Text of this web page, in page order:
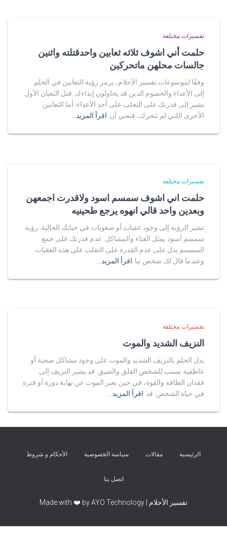
تفسيرات مختلفة
حلمت أني اشوف ثلاثه ثعابين واحدقتلته واثنين
جالسات محلهن ماتحركين
وفقًا لموسوعات تفسير الأحلام، يرمز رؤية الثعابين في الحلم
إلى الأعداء والخصوم الذين قد يحاولون إيذاءك. قتل الثعبان الأول
يشير إلى قدرتك على التغلب على أحد الأعداء. أما الثعابين
الأخرى اللتي لم تتحرك، فتعني أن اقرأ المزيد…
تفسيرات مختلفة
حلمت اني اشوف سمسم اسود ولاقدرت اجمعهن
وبعدين واحد قالي انهوه يرجع طحينيه
تشير الرؤية إلى وجود عقبات أو صعوبات في حياتك الحالية. رؤية
سمسم أسود يمثل العناء والمشاكل. عدم قدرتك على جمع
السمسم يدل على عدم القدرة على التغلب على هذه العقبات.
وعندما قال لك شخص ما اقرأ المزيد…
تفسيرات مختلفة
النزيف الشديد والموت
يدل الحلم بالنزيف الشديد والموت على وجود مشاكل صحية أو
عاطفية تسبب للشخص القلق والضيق. قد يشير النزيف إلى
فقدان الطاقة والقوة، في حين يعبر الموت عن نهاية دورة أو فترة
في حياة الشخص. قد اقرأ المزيد…
الرئيسية مقالات سياسة الخصوصية الأحكام و شروط
اتصل بنا
تفسير الأحلام | Made with ❤️ by AYO Technology